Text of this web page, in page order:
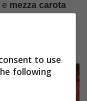
e mezza carota
tagliati
to use
following